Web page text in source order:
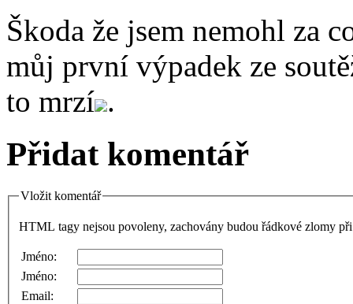
Škoda že jsem nemohl za
můj první výpadek ze
to mrzí .
Přidat komentář
Vložit komentář
HTML tagy nejsou povoleny, zachovány budou řádkové zlomy
Jméno:
Jméno:
Email: